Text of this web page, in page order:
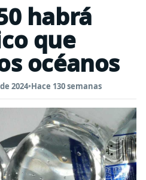
habrá
que
océanos
2024•Hace 130 semanas